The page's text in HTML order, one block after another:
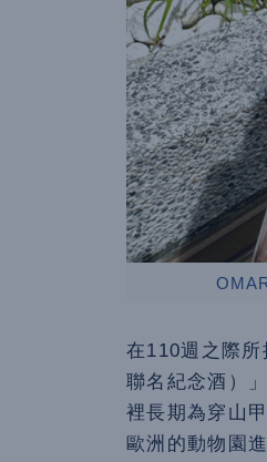
在110週之際
聯名紀念酒）
裡長期為穿山
歐洲的動物園